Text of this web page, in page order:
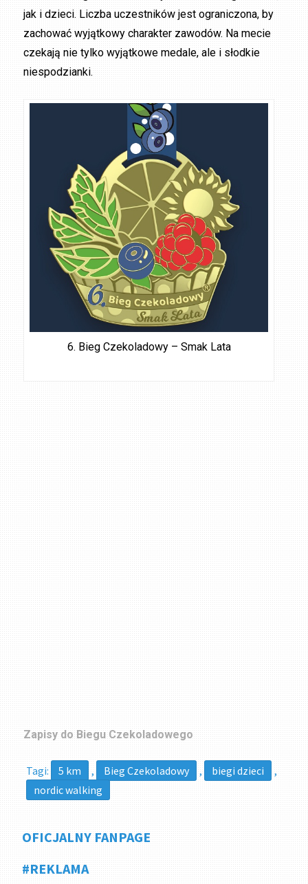
jak i dzieci. Liczba uczestników jest ograniczona, by
zachować wyjątkowy charakter zawodów. Na mecie
czekają nie tylko wyjątkowe medale, ale i słodkie
niespodzianki.
6. Bieg Czekoladowy – Smak Lata
Zapisy do Biegu Czekoladowego
Tagi: 5 km , Bieg Czekoladowy , biegi dzieci
,
nordic walking
OFICJALNY FANPAGE
#REKLAMA